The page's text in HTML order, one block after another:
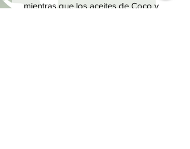
mientras que los aceites de Coco y